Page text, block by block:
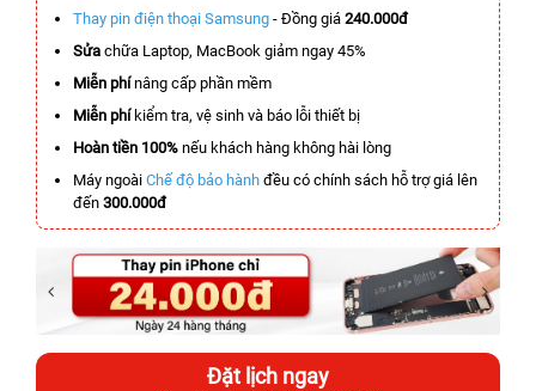
Thay pin điện thoại Samsung - Đồng giá 240.000đ
Sửa chữa Laptop, MacBook giảm ngay 45%
Miễn phínâng cấp phần mềm
Miễn phíkiểm tra, vệ sinh và báo lỗi thiết bị
Hoàn tiền 100% nếu khách hàng không hài lòng
Máy ngoài Chế độ bảo hành đều có chính sách hỗ trợ giá lên
đến 300.000đ
Đặt lịch ngay